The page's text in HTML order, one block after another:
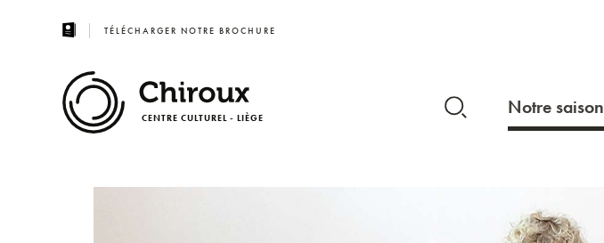
TÉLÉCHARGER NOTRE BROCHURE
CENTRE CULTUREL - LIÈGE Notre saison